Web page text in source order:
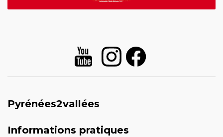
Pyrénées2vallées
Informations pratiques